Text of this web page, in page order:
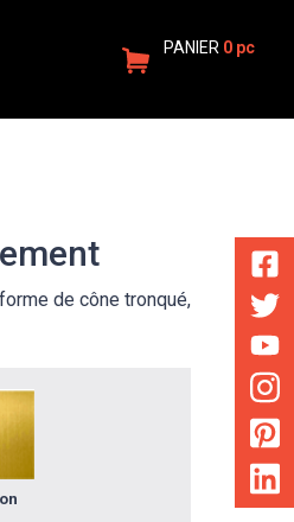
de cône tronqué,
PANIER 0 pc